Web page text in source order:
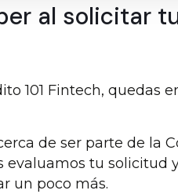
al solicitar
101 Fintech, quedas
de ser parte de la
evaluamos tu solicitud
un poco más.